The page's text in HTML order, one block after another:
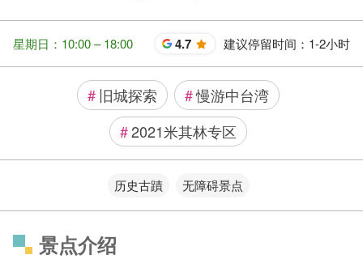
星期日：10:00 – 18:00 4.7 星 建议停留时间： 1-2小时
#旧城探索 #慢游中台湾
#2021米其林专区
历史古蹟 无障碍景点
景点介绍